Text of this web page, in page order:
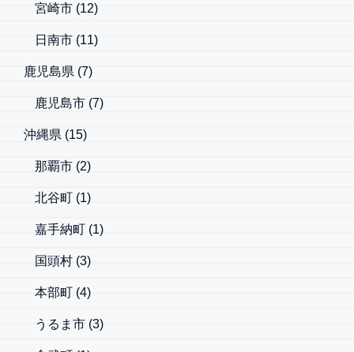
宮崎市 (12)
日南市 (11)
鹿児島県 (7)
鹿児島市 (7)
沖縄県 (15)
那覇市 (2)
北谷町 (1)
嘉手納町 (1)
国頭村 (3)
本部町 (4)
うるま市 (3)